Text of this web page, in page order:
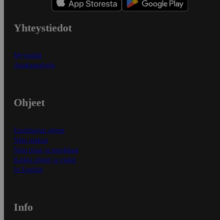
Yhteystiedot
Myymälät
Asiakaspalvelu
Ohjeet
Ensitilaajan ohjeet
Näin maksat
Näin tilaat ja muokkaat
Kaikki ohjeet ja vinkit
In English
Info